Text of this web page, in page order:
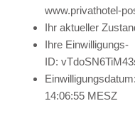
www.privathotel-
Ihr aktueller
Ihre Einwilligungs-
ID:
14:06:55 MESZ